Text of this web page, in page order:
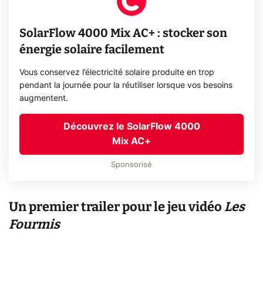
SolarFlow 4000 Mix AC+ : stocker son
énergie solaire facilement
Vous conservez l’électricité solaire produite en trop
pendant la journée pour la réutiliser lorsque vos besoins
augmentent.
Découvrez le SolarFlow 4000
Mix AC+
Sponsorisé
Un premier trailer pour le jeu vidéo Les
Fourmis